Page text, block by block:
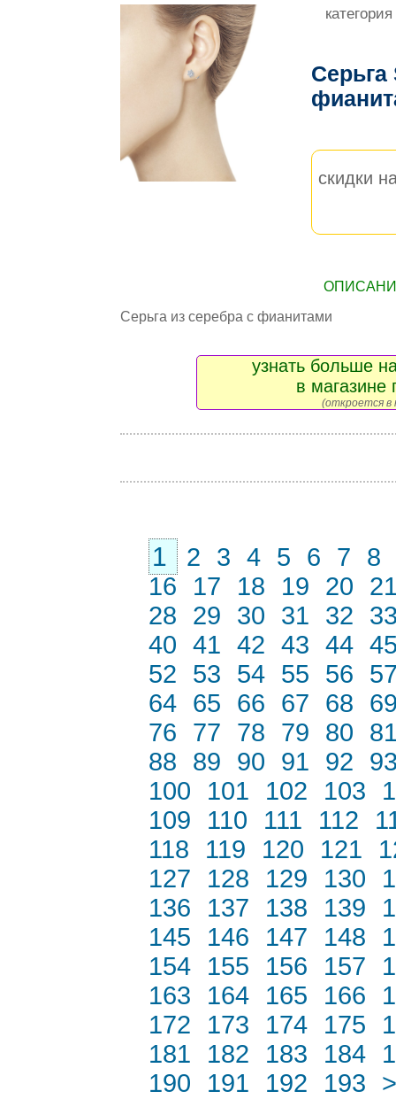
Серьга
скидки
Серьга из серебра с фианитами
узнать больше
в магазине
(откроется в
1 2 3 4 5 6 7
8
16
17 18 19 20
28
29 30 31 32
40 41 42 43 44
52
53 54 55 56
64 65 66 67 68
76
77 78 79 80
88
89 90 91 92
100
101 102 103
109
110 111 112
118
119 120 121
127
128 129 130
136
137 138 139
145
146 147 148
154
155 156 157
163
164 165 166
172
173 174 175
181
182 183 184
190
191 192 193 >